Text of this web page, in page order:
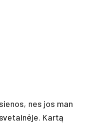
nes jos man
Kartą